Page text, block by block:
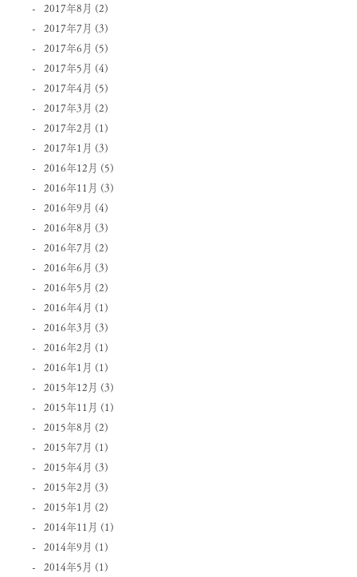
2017年8月 (2)
2017年7月 (3)
2017年6月 (5)
2017年5月 (4)
2017年4月 (5)
2017年3月 (2)
2017年2月 (1)
2017年1月 (3)
2016年12月 (5)
2016年11月 (3)
2016年9月 (4)
2016年8月 (3)
2016年7月 (2)
2016年6月 (3)
2016年5月 (2)
2016年4月 (1)
2016年3月 (3)
2016年2月 (1)
2016年1月 (1)
2015年12月 (3)
2015年11月 (1)
2015年8月 (2)
2015年7月 (1)
2015年4月 (3)
2015年2月 (3)
2015年1月 (2)
2014年11月 (1)
2014年9月 (1)
2014年5月 (1)